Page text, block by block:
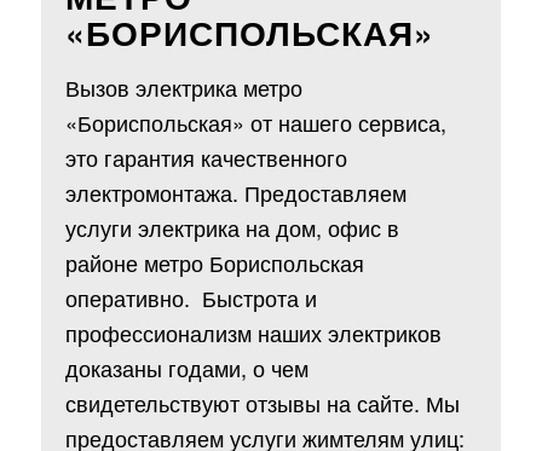
«БОРИСПОЛЬСКАЯ»
Вызов электрика метро
«Бориспольская» от нашего сервиса,
это гарантия качественного
электромонтажа. Предоставляем
услуги электрика на дом, офис в
районе метро Бориспольская
оперативно. Быстрота и
профессионализм наших электриков
доказаны годами, о чем
свидетельствуют отзывы на сайте. Мы
предоставляем услуги жимтелям улиц: